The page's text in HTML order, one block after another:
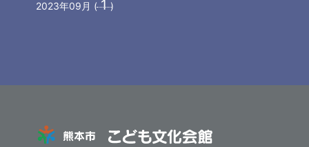
2023年09月 ( 1 )